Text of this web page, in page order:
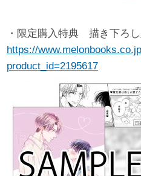
・限定購入特典 描き下ろ
https://
product_id=2195617